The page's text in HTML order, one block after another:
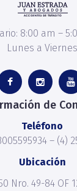
8:00 am –
Lunes a Viernes
de
Teléfono
– (4)
Ubicación
Nro. 49-84 OF